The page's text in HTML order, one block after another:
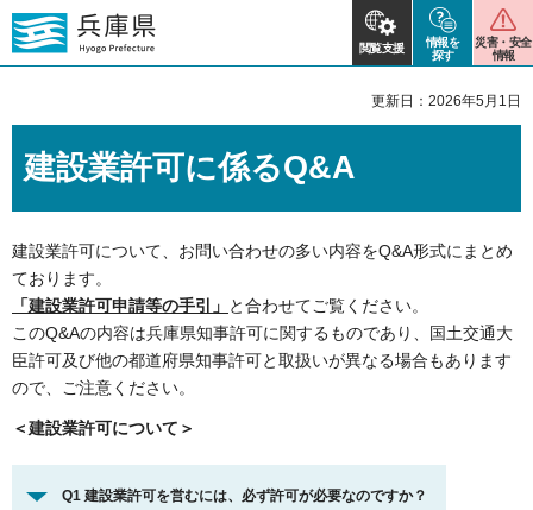
閲覧支援
情報を
探す
災害・安全
情報
更新日：2026年5月1日
建設業許可に係るQ&A
建設業許可について、お問い合わせの多い内容をQ&A形式にまとめ
ております。
「建設業許可申請等の手引」 と合わせてご覧ください。
このQ&Aの内容は兵庫県知事許可に関するものであり、国土交通大
臣許可及び他の都道府県知事許可と取扱いが異なる場合もあります
ので、ご注意ください。
＜建設業許可について＞
Q1 建設業許可を営むには、必ず許可が必要なのですか？